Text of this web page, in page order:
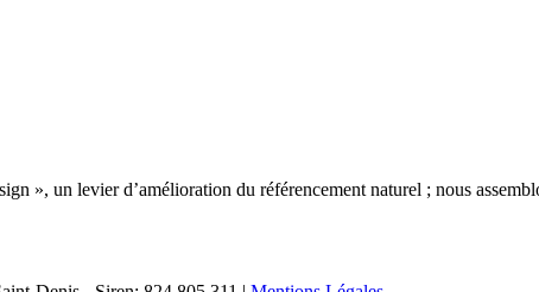
», un levier d’amélioration du référencement naturel ; nous